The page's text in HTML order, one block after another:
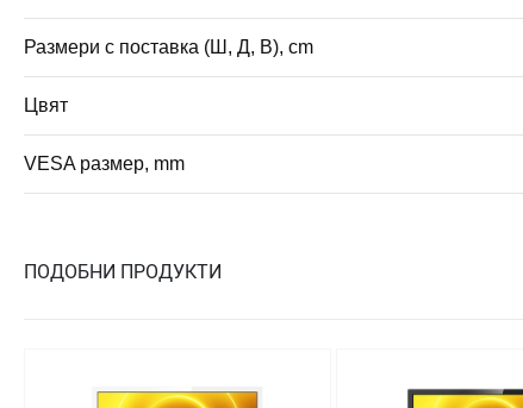
Размери с поставка (Ш, Д, В), cm
Цвят
VESA размер, mm
ПОДОБНИ ПРОДУКТИ